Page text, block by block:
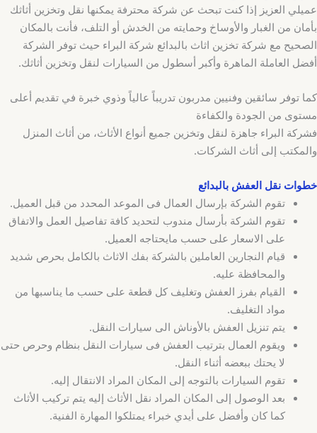
عميلي العزيز إذا كنت تبحث عن شركة محترفة يمكنها نقل وتخزين أثاثك
بأمان من الغبار والأوساخ وحمايته من الخدش أو التلف، فأنت بالمكان
الصحيح مع شركة تخزين اثاث بالبدائع شركة البراء حيث توفر الشركة
أفضل العاملة الماهرة وأكبر أسطول من السيارات لنقل وتخزين أثاثك.
كما توفر سائقين وفنيين مدربون تدريباً عالياً وذوي خبرة في تقديم أعلى
مستوى من الجودة والكفاءة
فشركة البراء جاهزة لنقل وتخزين جميع أنواع الأثاث، من أثاث المنزل
والمكتب إلى أثاث الشركات.
خطوات نقل العفش بالبدائع
تقوم الشركة بإرسال العمال فى الموعد المحدد من قبل العميل.
تقوم الشركة بأرسال مندوب لتحديد كافة تفاصيل العمل والاتفاق
على الاسعار على حسب مايحتاجه العميل.
قيام النجارين العاملين بالشركة بفك الاثاث بالكامل بحرص شديد
والمحافظة عليه.
القيام بفرز العفش وتغليف كل قطعة على حسب ما يناسبها من
مواد التغليف.
يتم تنزيل العفش بالأوناش الى سيارات النقل.
ويقوم العمال بترتيب العفش فى سيارات النقل بنظام وحرص حتى
لا يحتك ببعضه أثناء النقل.
تقوم السيارات بالتوجه إلى المكان المراد الانتقال إليه.
بعد الوصول إلى المكان المراد نقل الأثاث إليه يتم تركيب الأثاث
كما كان وأفضل على أيدي خبراء يمتلكوا المهارة الفنية.